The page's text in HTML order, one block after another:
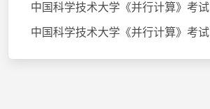
中国科学技术大学《并行计算》考试
中国科学技术大学《并行计算》考试